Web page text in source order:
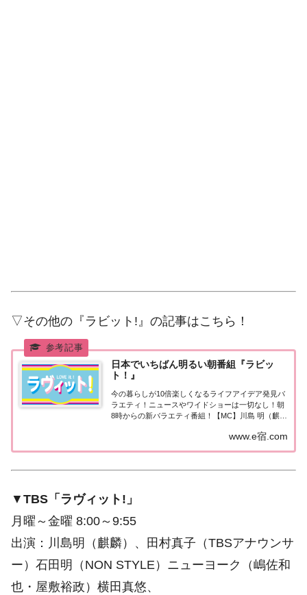
▽その他の『ラビット!』の記事はこちら！
日本でいちばん明るい朝番組『ラビッ
ト！』
今の暮らしが10倍楽しくなるライフアイデア発見バ
ラエティ！ニュースやワイドショーは一切なし！朝
8時からの新バラエティ番組！【MC】川島 明（麒
www.e宿.com
▼ TBS「ラヴィット!」
月曜～金曜 8:00～9:55
出演：川島明（麒麟）、田村真子（TBSアナウンサ
ー）石田明（NON STYLE）ニューヨーク（嶋佐和
也・屋敷裕政）横田真悠、